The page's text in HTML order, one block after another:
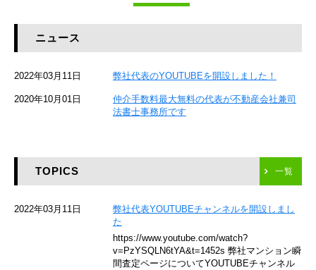
JR総武本線
京成本線
東海道新幹線
東京メトロ東西線
ニュース
2022年03月11日 弊社代表のYOUTUBEを開設しました！
2020年10月01日
仲介手数料最大無料の代表が不動産会社兼司
法書士事務所です
TOPICS 一覧
2022年03月11日
弊社代表YOUTUBEチャンネルを開設しまし
た
https://www.youtube.com/watch?
v=PzYSQLN6tYA&t=1452s 弊社マンション瞬
間査定ページについてYOUTUBEチャンネル